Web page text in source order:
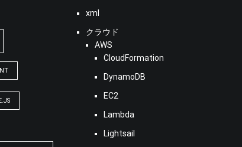
xml
クラウド
AWS
CloudFormation
DynamoDB
EC2
Lambda
Lightsail